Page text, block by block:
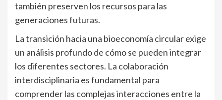
también preserven los recursos para las
generaciones futuras.
La transición hacia una bioeconomía circular exige
un análisis profundo de cómo se pueden integrar
los diferentes sectores. La colaboración
interdisciplinaria es fundamental para
comprender las complejas interacciones entre la